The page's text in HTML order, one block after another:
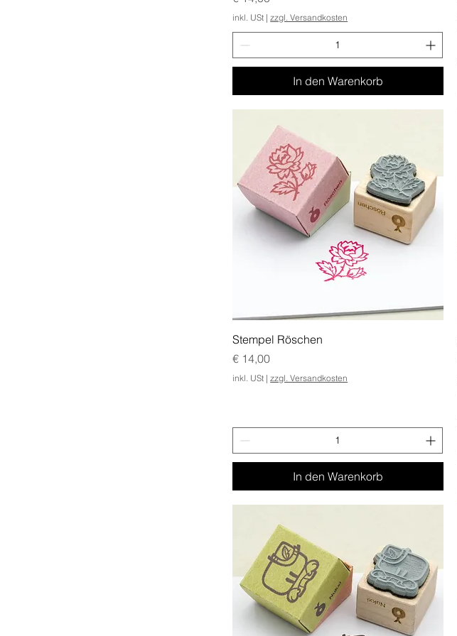
inkl. USt |zzgl. Versandkosten
In den Warenkorb
Stempel Röschen
Preis
€ 14,00
inkl. USt | zzgl. Versandkosten
In den Warenkorb